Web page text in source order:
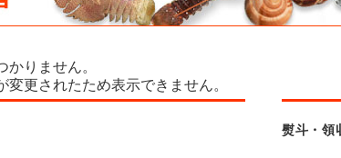
かりません。
変更されたため表示できません。
熨斗・領